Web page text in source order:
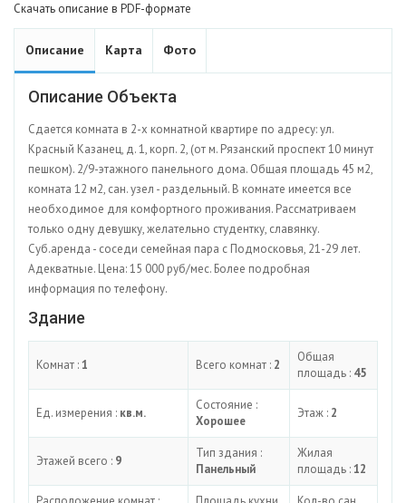
Скачать описание в PDF-формате
Описание Карта Фото
Описание Объекта
Сдается комната в 2-х комнатной квартире по адресу: ул.
Красный Казанец, д. 1, корп. 2, (от м. Рязанский проспект 10 минут
пешком). 2/9-этажного панельного дома. Общая площадь 45 м2,
комната 12 м2, сан. узел - раздельный. В комнате имеется все
необходимое для комфортного проживания. Рассматриваем
только одну девушку, желательно студентку, славянку.
Суб.аренда - соседи семейная пара с Подмосковья, 21-29 лет.
Адекватные. Цена: 15 000 руб/мес. Более подробная
информация по телефону.
Здание
Комнат :1 Всего комнат : 2
Общая
площадь : 45
Ед. измерения : кв.м.
Состояние :
Хорошее
Этаж : 2
Этажей всего : 9
Тип здания :
Панельный
Жилая
площадь :12